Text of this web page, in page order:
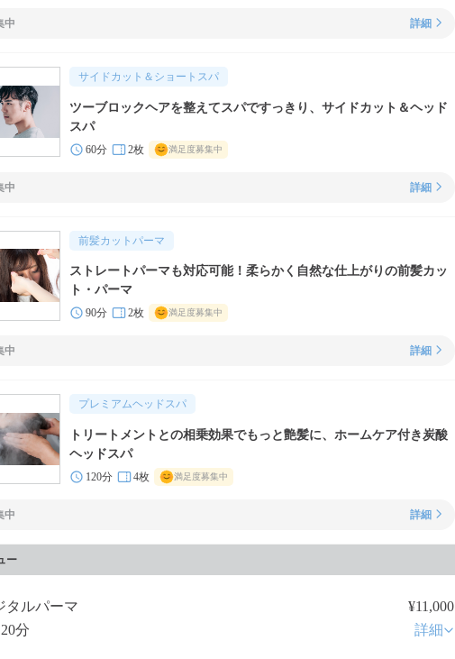
中 詳細
サイドカット＆ショートスパ
ツーブロックヘアを整えてスパですっきり、サイドカット＆ヘッド
スパ
60分 2枚 満足度募集中
中 詳細
前髪カットパーマ
ストレートパーマも対応可能！柔らかく自然な仕上がりの前髪カッ
ト・パーマ
90分 2枚 満足度募集中
中 詳細
プレミアムヘッドスパ
トリートメントとの相乗効果でもっと艶髪に、ホームケア付き炭酸
ヘッドスパ
120分 4枚 満足度募集中
中 詳細
ー
タルパーマ
¥11,000
分
詳細